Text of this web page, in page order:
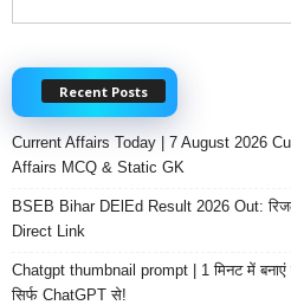
Recent Posts
Current Affairs Today | 7 August 2026
Affairs MCQ & Static GK
BSEB Bihar DElEd Result 2026 Out:
Direct Link
Chatgpt thumbnail prompt | 1 मिनट में
सिर्फ ChatGPT से!